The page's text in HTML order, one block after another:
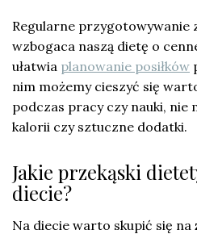
Regularne przygotowywanie
wzbogaca naszą dietę o
ułatwia planowanie posiłków
nim możemy cieszyć się
podczas pracy czy nauki, nie
kalorii czy sztuczne dodatki.
Jakie przekąski
diecie?
Na diecie warto skupić się na